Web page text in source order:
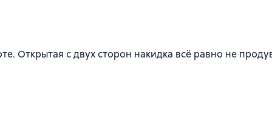
основе 30 оценок
Открытая с двух сторон накидка всё равно не